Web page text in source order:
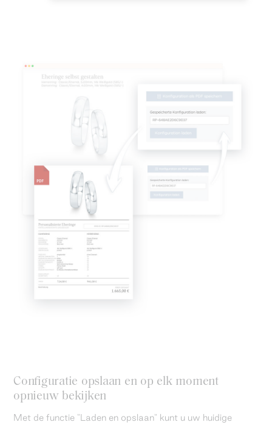
Configuratie opslaan en op elk moment
opnieuw bekijken
Met de functie "Laden en opslaan" kunt u uw huidige